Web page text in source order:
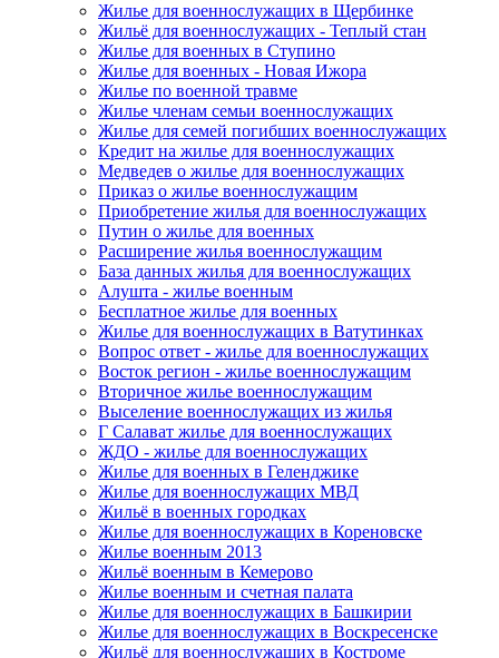
Жилье для военнослужащих в Щербинке
Жильё для военнослужащих - Теплый стан
Жилье для военных в Ступино
Жилье для военных - Новая Ижора
Жилье по военной травме
Жилье членам семьи военнослужащих
Жилье для семей погибших военнослужащих
Кредит на жилье для военнослужащих
Медведев о жилье для военнослужащих
Приказ о жилье военнослужащим
Приобретение жилья для военнослужащих
Путин о жилье для военных
Расширение жилья военнослужащим
База данных жилья для военнослужащих
Алушта - жилье военным
Бесплатное жилье для военных
Жилье для военнослужащих в Ватутинках
Вопрос ответ - жилье для военнослужащих
Восток регион - жилье военнослужащим
Вторичное жилье военнослужащим
Выселение военнослужащих из жилья
Г Салават жилье для военнослужащих
ЖДО - жилье для военнослужащих
Жилье для военных в Геленджике
Жилье для военнослужащих МВД
Жильё в военных городках
Жилье для военнослужащих в Кореновске
Жилье военным 2013
Жильё военным в Кемерово
Жилье военным и счетная палата
Жилье для военнослужащих в Башкирии
Жилье для военнослужащих в Воскресенске
Жильё для военнослужащих в Костроме